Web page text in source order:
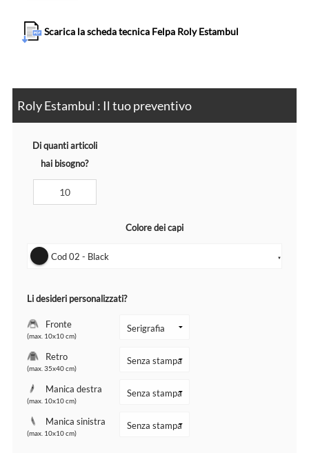
Scarica la scheda tecnica Felpa Roly Estambul
Roly Estambul : Il tuo preventivo
Di quanti articoli
hai bisogno?
Colore dei capi
Cod 02 - Black ▼
Li desideri personalizzati?
Fronte
(max. 10x10 cm)
Retro
(max. 35x40 cm)
Manica destra
(max. 10x10 cm)
Manica sinistra
(max. 10x10 cm)